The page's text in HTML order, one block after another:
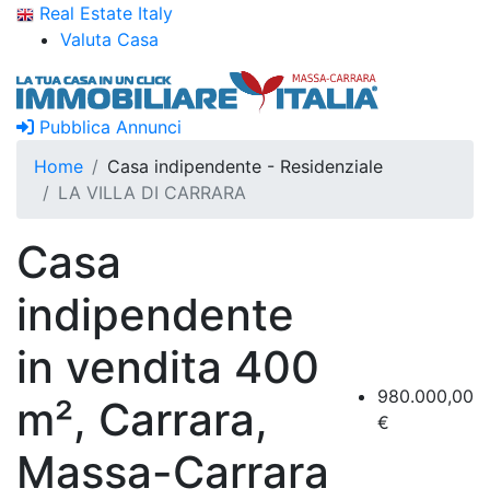
Real Estate Italy
Valuta Casa
Pubblica Annunci
Home
Casa indipendente - Residenziale
LA VILLA DI CARRARA
Casa
indipendente
in vendita 400
m², Carrara,
Massa-Carrara
980.000,00
€